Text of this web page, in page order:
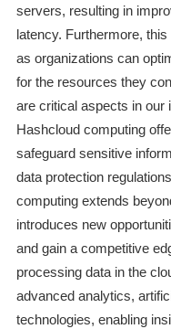
servers, resulting in
latency. Furthermore,
as organizations can
for the resources they
are critical aspects in our
Hashcloud computing
safeguard sensitive
data protection
computing extends
introduces new
and gain a competitive
processing data in the
advanced analytics,
technologies, enabling